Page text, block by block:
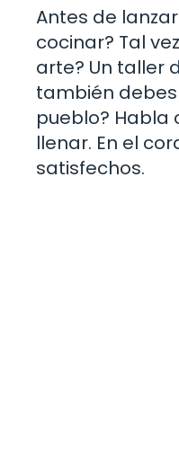
Antes de
cocinar? Tal
arte? Un taller
también
pueblo? Habla
llenar. En el
satisfechos.